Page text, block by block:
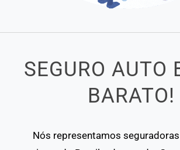
SEGURO AUTO
BARATO!
Nós representamos